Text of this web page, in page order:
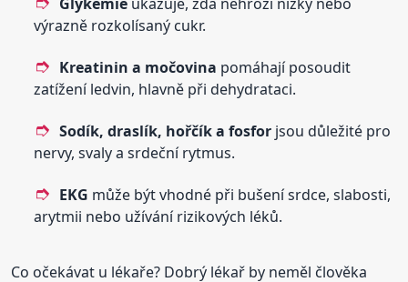
výrazně rozkolísaný cukr.
Kreatinin a močovina pomáhají posoudit
zatížení ledvin, hlavně při dehydrataci.
Sodík, draslík, hořčík a fosfor jsou důležité pro
nervy, svaly a srdeční rytmus.
EKG může být vhodné při bušení srdce, slabosti,
arytmii nebo užívání rizikových léků.
Co očekávat u lékaře? Dobrý lékař by neměl člověka